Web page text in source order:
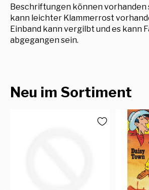
Beschriftungen können vorhanden
kann leichter Klammerrost
Einband kann vergilbt und es kann
abgegangen sein.
Neu im Sortiment